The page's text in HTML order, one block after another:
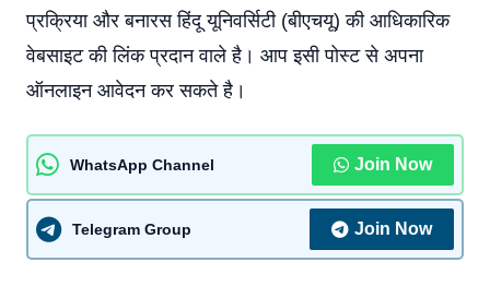
प्रक्रिया और बनारस हिंदू यूनिवर्सिटी (बीएचयू) की आधिकारिक
वेबसाइट की लिंक प्रदान वाले है। आप इसी पोस्ट से अपना
ऑनलाइन आवेदन कर सकते है।
WhatsApp Channel Join Now
Telegram Group Join Now